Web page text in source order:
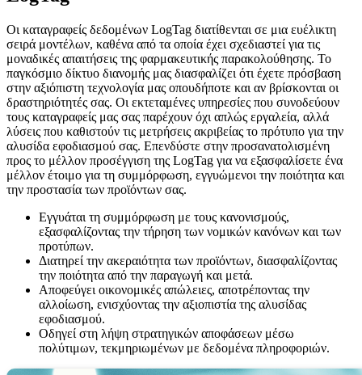
Οι καταγραφείς δεδομένων LogTag διατίθενται σε μια ευέλικτη
σειρά μοντέλων, καθένα από τα οποία έχει σχεδιαστεί για τις
μοναδικές απαιτήσεις της φαρμακευτικής παρακολούθησης. Το
παγκόσμιο δίκτυο διανομής μας διασφαλίζει ότι έχετε πρόσβαση
στην αξιόπιστη τεχνολογία μας οπουδήποτε και αν βρίσκονται οι
δραστηριότητές σας. Οι εκτεταμένες υπηρεσίες που συνοδεύουν
τους καταγραφείς μας σας παρέχουν όχι απλώς εργαλεία, αλλά
λύσεις που καθιστούν τις μετρήσεις ακριβείας το πρότυπο για την
αλυσίδα εφοδιασμού σας. Επενδύστε στην προσανατολισμένη
προς το μέλλον προσέγγιση της LogTag για να εξασφαλίσετε ένα
μέλλον έτοιμο για τη συμμόρφωση, εγγυώμενοι την ποιότητα και
την προστασία των προϊόντων σας.
Εγγυάται τη συμμόρφωση με τους κανονισμούς,
εξασφαλίζοντας την τήρηση των νομικών κανόνων και των
προτύπων.
Διατηρεί την ακεραιότητα των προϊόντων, διασφαλίζοντας
την ποιότητα από την παραγωγή και μετά.
Αποφεύγει οικονομικές απώλειες, αποτρέποντας την
αλλοίωση, ενισχύοντας την αξιοπιστία της αλυσίδας
εφοδιασμού.
Οδηγεί στη λήψη στρατηγικών αποφάσεων μέσω
πολύτιμων, τεκμηριωμένων με δεδομένα πληροφοριών.